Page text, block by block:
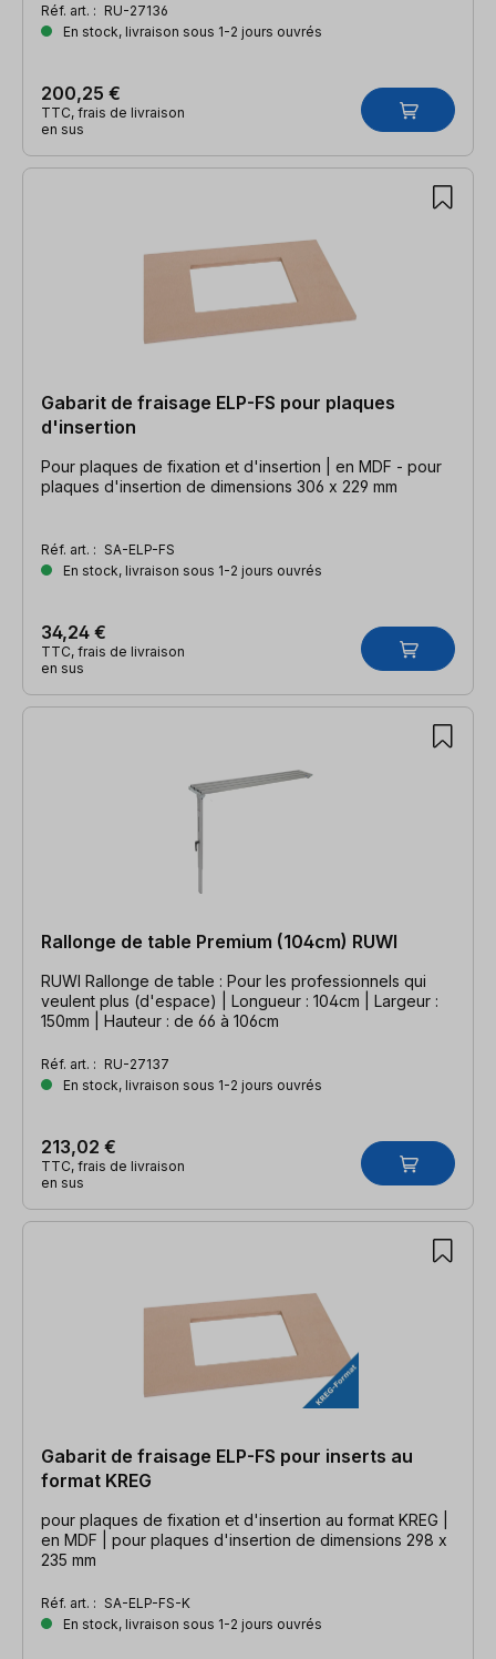
Réf. art. : RU-27136
En stock, livraison sous 1-2 jours ouvrés
200,25 €
TTC, frais de livraison
en sus
Gabarit de fraisage ELP-FS pour plaques
d'insertion
Pour plaques de fixation et d'insertion | en MDF - pour
plaques d'insertion de dimensions 306 x 229 mm
Réf. art. : SA-ELP-FS
En stock, livraison sous 1-2 jours ouvrés
34,24 €
TTC, frais de livraison
en sus
Rallonge de table Premium (104cm) RUWI
RUWI Rallonge de table : Pour les professionnels qui
veulent plus (d'espace) | Longueur : 104cm | Largeur :
150mm | Hauteur : de 66 à 106cm
Réf. art. : RU-27137
En stock, livraison sous 1-2 jours ouvrés
213,02 €
TTC, frais de livraison
en sus
Gabarit de fraisage ELP-FS pour inserts au
format KREG
pour plaques de fixation et d'insertion au format KREG |
en MDF | pour plaques d'insertion de dimensions 298 x
235 mm
Réf. art. : SA-ELP-FS-K
En stock, livraison sous 1-2 jours ouvrés